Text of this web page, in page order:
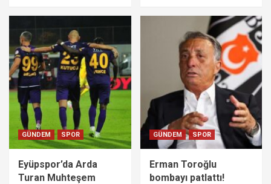
GÜNDEM SPOR
Eyüpspor’da Arda
Turan Muhteşem
GÜNDEM SPOR
Erman Toroğlu
bombayı patlattı!